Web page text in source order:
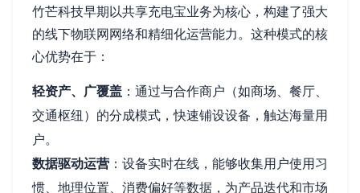
竹芒科技早期以共享充电宝业务为核心，构建了强大
的线下物联网网络和精细化运营能力。这种模式的核
心优势在于：
轻资产、广覆盖 ：通过与合作商户（如商场、餐厅、
交通枢纽）的分成模式，快速铺设设备，触达海量用
户。
数据驱动运营 ：设备实时在线，能够收集用户使用习
惯、地理位置、消费偏好等数据，为产品迭代和市场